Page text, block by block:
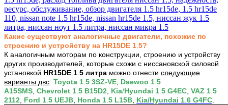
Какие существуют аналогичные двигатели, похожие по
строению и устройству на HR15DE 1 5?
К аналогичным моторам по конструкции, строению и устройству
других производителей, которые схожи с ниссановской силовой
установкой HR15DE 1 5 литра можно отнести следующие
варианты двс: Toyota 1 5 3SZ‑VE Daewoo 1 5
A15SMS Chevrolet 1 5 B15D2 Kia/Hyundai 1 5 G4EC VAZ 1 5
2112 Ford 1 5 UEJB Honda 1 5 L15B Kia/Hyundai 1 6 G4FC